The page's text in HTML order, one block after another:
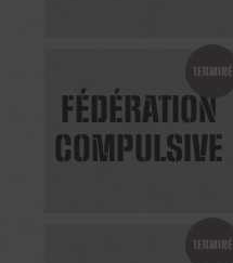
FÉDÉRATION
COMPULSIVE
TERMINÉ
TERMINÉ